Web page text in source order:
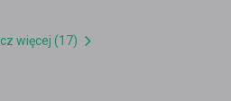
więcej (17)